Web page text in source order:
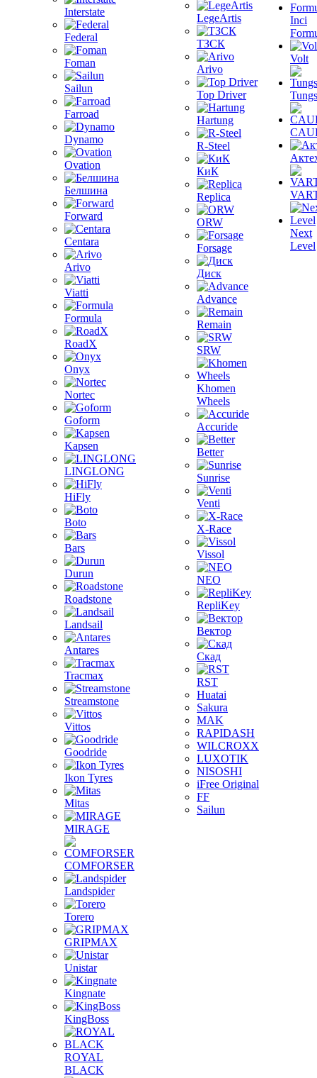
Interstate
Federal
Foman
Sailun
Farroad
Dynamo
Ovation
Белшина
Forward
Centara
Arivo
Viatti
Formula
RoadX
Onyx
Nortec
Goform
Kapsen
LINGLONG
HiFly
Boto
Bars
Durun
Roadstone
Landsail
Antares
Tracmax
Streamstone
Vittos
Goodride
Ikon Tyres
Mitas
MIRAGE
COMFORSER
Landspider
Torero
GRIPMAX
Unistar
Kingnate
KingBoss
ROYAL
BLACK
LegeArtis
ТЗСК
Arivo
Top Driver
Hartung
R-Steel
КиК
Replica
ORW
Forsage
Диск
Advance
Remain
SRW
Khomen
Wheels
Accuride
Better
Sunrise
Venti
X-Race
Vissol
NEO
RepliKey
Вектор
Скад
RST
Huatai
Sakura
MAK
RAPIDASH
WILCROXX
LUXOTIK
NISOSHI
iFree Original
FF
Sailun
Inci
Volt
Next
Level